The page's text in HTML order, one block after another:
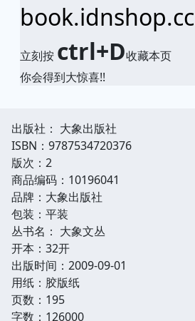
book.idnshop.cc
立刻按 ctrl+D收藏本页
你会得到大惊喜!!
出版社： 大象出版社
ISBN：9787534720376
版次：2
商品编码：10196041
品牌：大象出版社
包装：平装
丛书名： 大象文丛
开本：32开
出版时间：2009-09-01
用纸：胶版纸
页数：195
字数：126000